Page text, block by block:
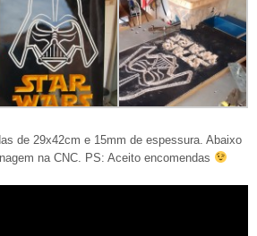
de 29x42cm e 15mm de espessura. Abaixo
na CNC. PS: Aceito encomendas